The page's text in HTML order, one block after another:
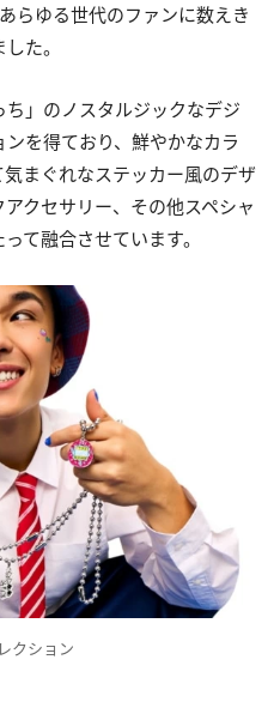
らゆる世代のファンに数えき
た。
」のノスタルジックなデジ
を得ており、鮮やかなカラ
まぐれなステッカー風のデザ
クセサリー、その他スペシャ
て融合させています。
クション